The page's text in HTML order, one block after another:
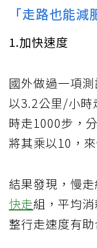
「走路也能
1.加快速度
國外做過一項
以3.2公里/小
時走1000步，
將其乘以10，
結果發現，慢
快走組，平均
整行走速度有助